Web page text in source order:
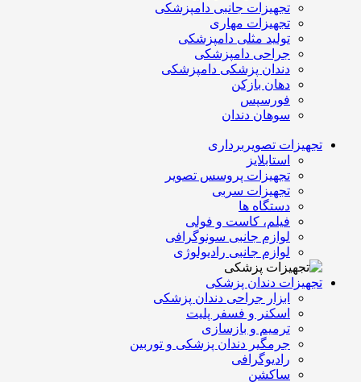
تجهیزات جانبی دامپزشکی
تجهیزات مهاری
تولید مثلی دامپزشکی
جراحی دامپزشکی
دندان پزشکی دامپزشکی
دهان بازکن
فورسپس
سوهان دندان
تجهیزات تصویربرداری
استابلایز
تجهیزات پروسس تصویر
تجهیزات سربی
دستگاه ها
فیلم، کاست و فولی
لوازم جانبی سونوگرافی
لوازم جانبی رادیولوژی
تجهیزات دندان پزشکی
ابزار جراحی دندان پزشکی
اسکنر و فسفر پلیت
ترمیم و بازسازی
جرمگیر دندان پزشکی و توربین
رادیوگرافی
ساکشن